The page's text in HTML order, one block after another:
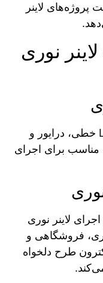
لاینر
نوری
انواع پروفیل آلومینیومی، کاور، LED خطی، درایور و
مناسب برای اجرای
لاینر نوری
فروشگاهی و
طرح دلخواه